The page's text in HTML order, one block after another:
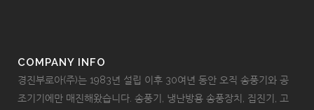
COMPANY INFO
경진부로아(주)는 1983년 설립 이후 30여년 동안 오직 송풍기와 공
조기기에만 매진해왔습니다. 송풍기, 냉난방용 송풍장치, 집진기, 고